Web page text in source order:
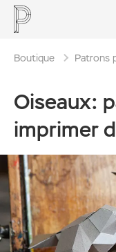
Boutique Patrons
Oiseaux:
imprimer